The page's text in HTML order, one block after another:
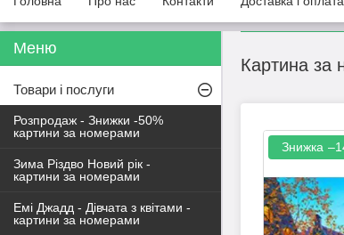
Картина за
Товари і послуги
Розпродаж - Знижки -50%
картини за номерами
Зима Різдво Новий рік -
картини за номерами
Емі Джадд - Дівчата з квітами -
картини за номерами